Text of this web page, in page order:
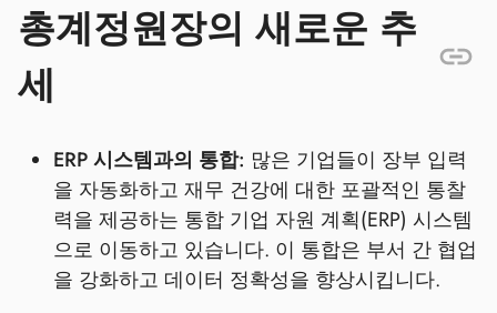
총계정원장의 새로운 추
세
ERP 시스템과의 통합: 많은 기업들이 장부 입력
을 자동화하고 재무 건강에 대한 포괄적인 통찰
력을 제공하는 통합 기업 자원 계획(ERP) 시스템
으로 이동하고 있습니다. 이 통합은 부서 간 협업
을 강화하고 데이터 정확성을 향상시킵니다.